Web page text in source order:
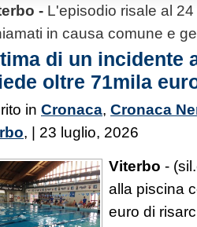
- L'episodio risale al
in causa comune e
di un incidente
oltre 71mila
in Cronaca, Cronaca
, | 23 luglio, 2026
Viterbo -
alla piscina
euro di